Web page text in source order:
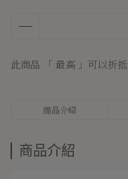
此商品 「 最高 」可以折
商品介紹
商品介紹